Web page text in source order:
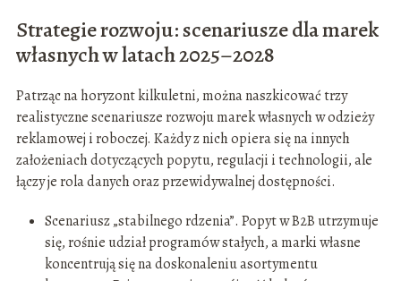
Strategie rozwoju: scenariusze dla marek
własnych w latach 2025–2028
Patrząc na horyzont kilkuletni, można naszkicować trzy
realistyczne scenariusze rozwoju marek własnych w odzieży
reklamowej i roboczej. Każdy z nich opiera się na innych
założeniach dotyczących popytu, regulacji i technologii, ale
łączy je rola danych oraz przewidywalnej dostępności.
Scenariusz „stabilnego rdzenia”. Popyt w B2B utrzymuje
się, rośnie udział programów stałych, a marki własne
koncentrują się na doskonaleniu asortymentu